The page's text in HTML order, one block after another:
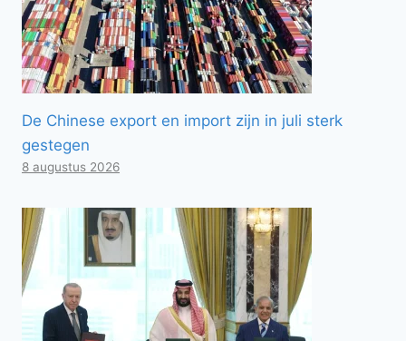
De Chinese export en import zijn in juli sterk
gestegen
8 augustus 2026